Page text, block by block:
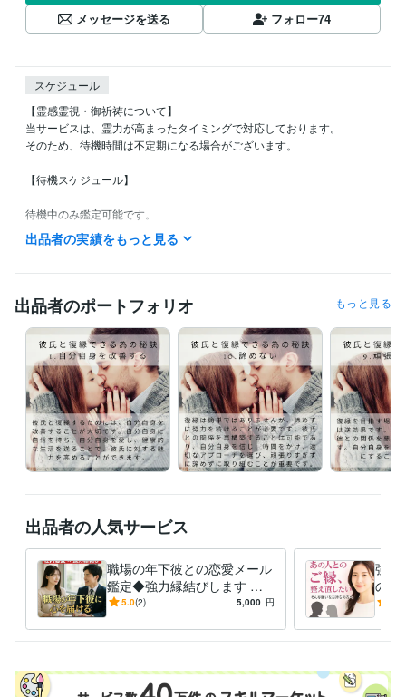
メッセージを送る
フォロー74
スケジュール
【霊感霊視・御祈祷について】
当サービスは、霊力が高まったタイミングで対応しております。
そのため、待機時間は不定期になる場合がございます。
【待機スケジュール】
待機中のみ鑑定可能です。
【霊視鑑定】【電話占い】
早朝   1時～8時
電話出品が「待機中」の際には、すぐに対応可能です。
※ご予約について※
他媒体での鑑定との兼ね合いにより、現在は予約フォームからの受付を
行っておりません。
【御祈祷希望の方へ】
「いいね」や「お気に入り登録」をしていただけると励みになります。
お気に入り登録をしていただくことで、次回の待機情報を受け取りやす
占い 縁結び、御祈祷、御祈願、恋愛成就
ル、本名、生年月日不要です。 恋愛・片思いによる進め方時期・縁
結び
恋愛 不倫 浮気 人生 カウンセリング 初心者 復縁
仕事
経営
悩み相談・カウンセリング
恋愛、不倫、浮気等の相談、転職の相談
人間関係、自己肯定感、メンタル、恋愛など
出品者の実績をもっと見る
出品者のポートフォリオ もっと見る
出品者の人気サービス
職場の年下彼との恋愛メール
鑑定◆強力縁結びします 社
内恋愛・年下男性への片思い
祷
5.0(2) 5,000 円
強制
の願
【彼
きま